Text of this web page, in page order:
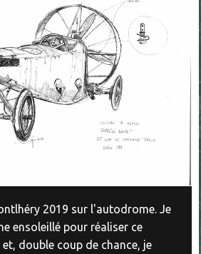
2019 sur l'autodrome. Je
ensoleillé pour réaliser ce
double coup de chance, je